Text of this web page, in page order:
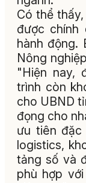
Có thể
được chính
hành động.
Nông
"Hiện nay,
trình còn
cho UBND
đọng cho
ưu tiên
logistics,
tảng số và
phù hợp